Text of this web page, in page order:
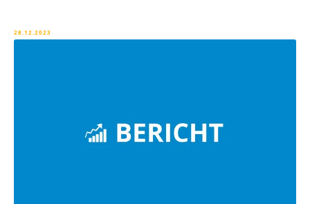
28.12.2023